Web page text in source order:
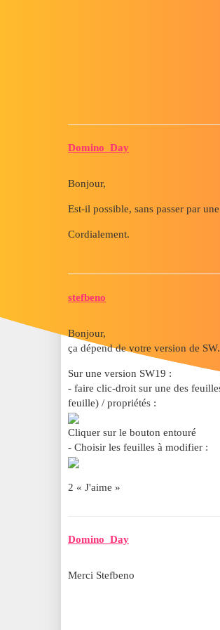
Domino_Day
Bonjour,
Est-il possible, sans passer par
Cordialement.
stefbeno
Bonjour,
ça dépend de votre version de SW.
Sur une version SW19 :
- faire clic-droit sur une des
feuille) / propriétés :
Cliquer sur le bouton entouré
- Choisir les feuilles à modifier :
2 « J'aime »
Domino_Day
Merci Stefbeno